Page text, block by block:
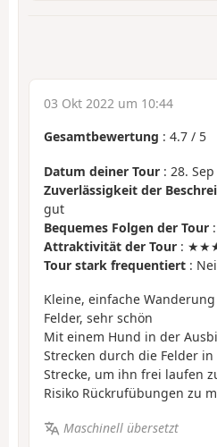
03 Okt 2022 um 10:44
Gesamtbewertung : 4.7 / 5
Datum deiner Tour : 28.
Zuverlässigkeit der
gut
Bequemes Folgen der Tour
Attraktivität der Tour :
Tour stark frequentiert :
Kleine, einfache
Felder, sehr schön
Mit einem Hund in der
Strecken durch die Felder
Strecke, um ihn frei laufen
Risiko Rückrufübungen zu
Maschinell übersetzt